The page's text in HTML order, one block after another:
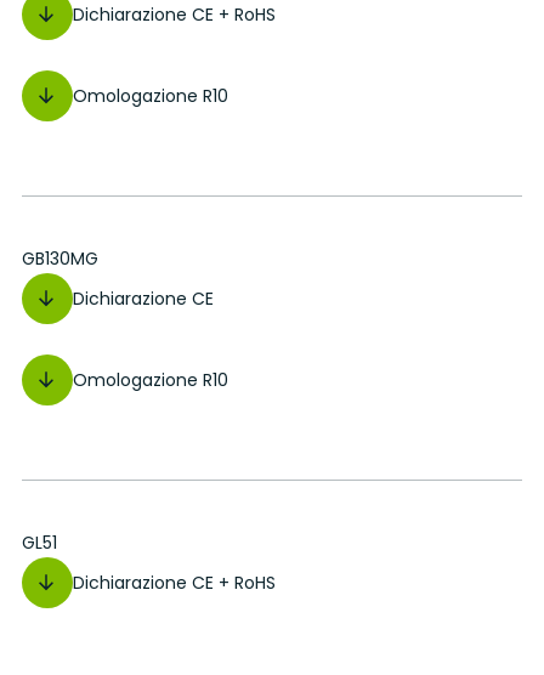
Dichiarazione CE + RoHS
Omologazione R10
GB130MG
Dichiarazione CE
Omologazione R10
GL51
Dichiarazione CE + RoHS